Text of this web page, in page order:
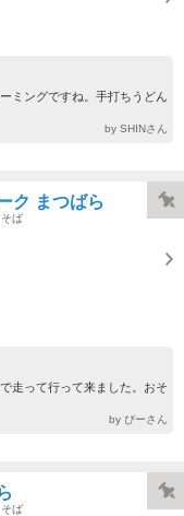
ミングですね。手打ちうどん
by SHINさん
ク まつばら
ば
走って行って来ました。おそ
by ぴーさん
ば